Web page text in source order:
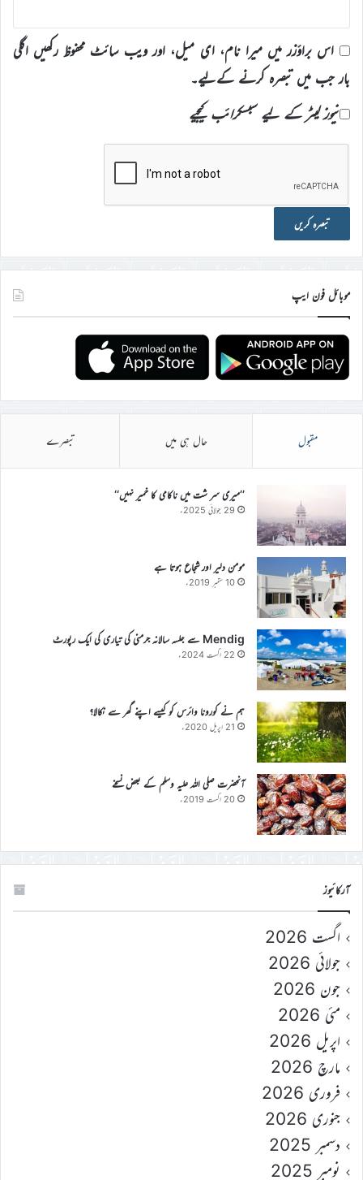
اس براؤزر میں میرا نام، ای میل، اور ویب سائٹ محفوظ رکھیں اگلی
بار جب میں تبصرہ کرنے کےلیے۔
نیوز لیٹر کے لیے سبسکرائب کیجیے
موبائل فون ایپ
مقبول حال ہی میں تبصرے
’’میری سر شت میں ناکامی کا خمیر نہیں‘‘
29 جولائی 2025ء
مومن دلیر اور شجاع ہوتا ہے
10 ستمبر 2019ء
Mendig سے جلسہ سالانہ جرمنی کی تیاری کی ایک رپورٹ
22 اگست 2024ء
ہم نے کورونا وائرس کو کیسے اپنے گھر سے نکالا؟
21 اپریل 2020ء
آنحضرت صلی اللہ علیہ وسلم کے بعض نسخے
20 اگست 2019ء
آرکائیوز
اگست 2026
جولائی 2026
جون 2026
مئی 2026
اپریل 2026
مارچ 2026
فروری 2026
جنوری 2026
دسمبر 2025
نومبر 2025